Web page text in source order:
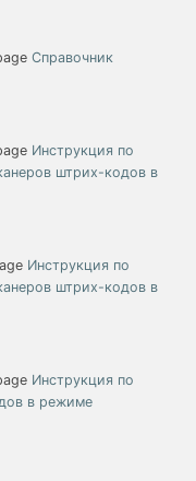
Справочник
Инструкция по
штрих-кодов в
Инструкция по
штрих-кодов в
Инструкция по
в режиме